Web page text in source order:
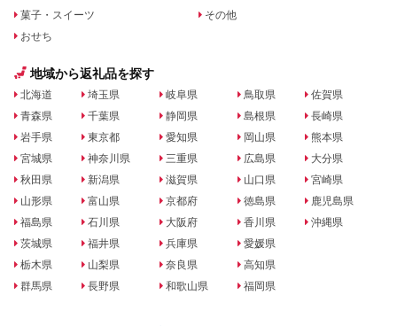
菓子・スイーツ
おせち
その他
地域から返礼品を探す
北海道
青森県
岩手県
宮城県
秋田県
山形県
福島県
茨城県
栃木県
群馬県
埼玉県
千葉県
東京都
神奈川県
新潟県
富山県
石川県
福井県
山梨県
長野県
岐阜県
静岡県
愛知県
三重県
滋賀県
京都府
大阪府
兵庫県
奈良県
和歌山県
鳥取県
島根県
岡山県
広島県
山口県
徳島県
香川県
愛媛県
高知県
福岡県
佐賀県
長崎県
熊本県
大分県
宮崎県
鹿児島県
沖縄県